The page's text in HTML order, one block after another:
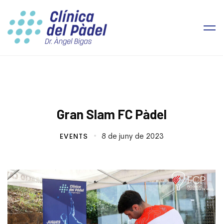
Gran Slam FC Pàdel
EVENTS 8 de juny de 2023